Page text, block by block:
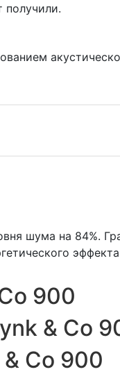
получили.
шума на 84%.
900
& Co
Co 900